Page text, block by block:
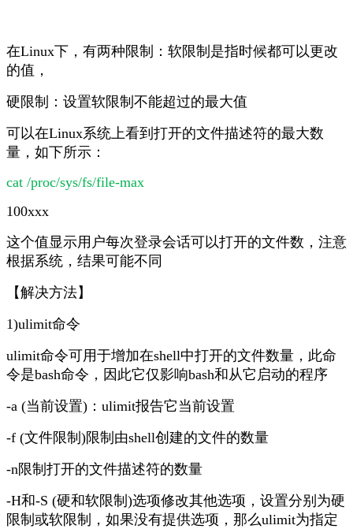
在Linux下，有两种限制：软限制是指时候都可以更改
的值，
硬限制：设置软限制不能超过的最大值
可以在Linux系统上看到打开的文件描述符的最大数
量，如下所示：
cat /proc/sys/fs/file-max
100xxx
这个值显示用户每次登录会话可以打开的文件数，注意
根据系统，结果可能不同
【解决方法】
1)ulimit命令
ulimit命令可用于增加在shell中打开的文件数量，此命
令是bash命令，因此它仅影响bash和从它启动的程序
-a (当前设置)：ulimit报告它当前设置
-f (文件限制)限制由shell创建的文件的数量
-n限制打开的文件描述符的数量
-H和-S (硬和软限制)选项修改其他选项，设置分别为硬
限制或软限制，如果没有提供选项，那么ulimit为指定